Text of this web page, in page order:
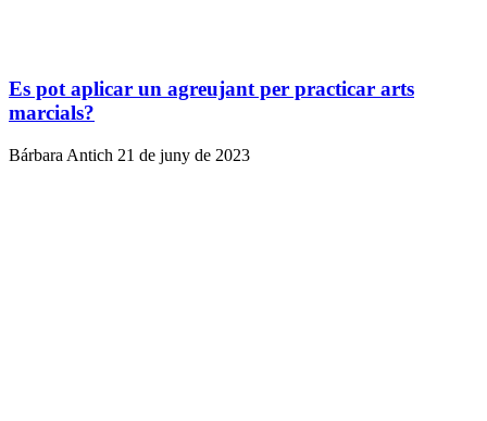
Es pot aplicar un agreujant per practicar arts
marcials?
Bárbara Antich 21 de juny de 2023